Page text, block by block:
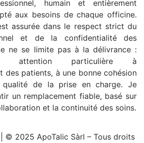
humain et entièrement
aux besoins de chaque officine.
assurée dans le respect strict du
et de la confidentialité des
ne se limite pas à la délivrance :
attention particulière à
des patients, à une bonne cohésion
qualité de la prise en charge. Je
un remplacement fiable, basé sur
et la continuité des soins.
| © 2025 ApoTalic Sàrl – Tous droits